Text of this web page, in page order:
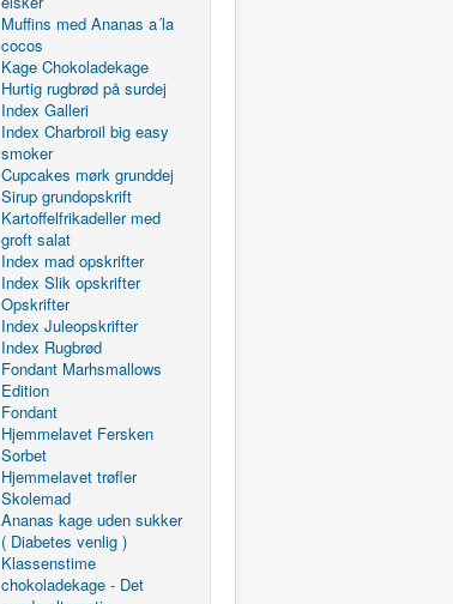
Muffins med Ananas a´la
cocos
Kage Chokoladekage
Hurtig rugbrød på surdej
Index Galleri
Index Charbroil big easy
smoker
Cupcakes mørk grunddej
Sirup grundopskrift
Kartoffelfrikadeller med
groft salat
Index mad opskrifter
Index Slik opskrifter
Opskrifter
Index Juleopskrifter
Index Rugbrød
Fondant Marhsmallows
Edition
Fondant
Hjemmelavet Fersken
Sorbet
Hjemmelavet trøfler
Skolemad
Ananas kage uden sukker
( Diabetes venlig )
Klassenstime
chokoladekage - Det